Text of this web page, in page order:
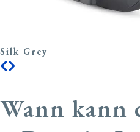
Silk Grey
Wann kann